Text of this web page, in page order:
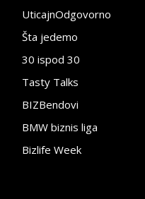
UticajnOdgovorno
Šta jedemo
30 ispod 30
Tasty Talks
BIZBendovi
BMW biznis liga
Bizlife Week